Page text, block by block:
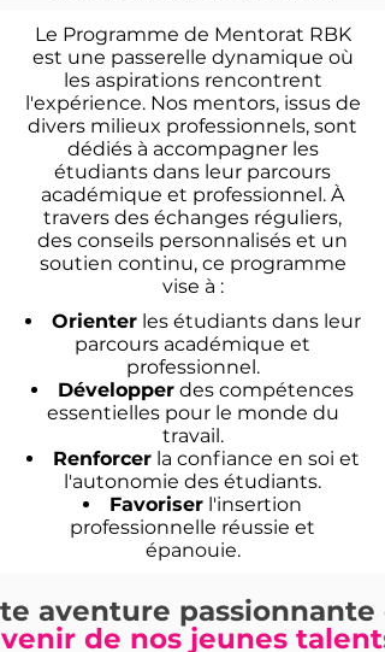
Le Programme de Mentorat RBK
est une passerelle dynamique où
les aspirations rencontrent
l'expérience. Nos mentors, issus de
divers milieux professionnels, sont
dédiés à accompagner les
étudiants dans leur parcours
académique et professionnel. À
travers des échanges réguliers,
des conseils personnalisés et un
soutien continu, ce programme
vise à :
Orienterles étudiants dans leur
parcours académique et
professionnel.
Développer des compétences
essentielles pour le monde du
travail.
Renforcerla confiance en soi et
l'autonomie des étudiants.
Favoriser l'insertion
professionnelle réussie et
épanouie.
aventure passionnante
de nos jeunes